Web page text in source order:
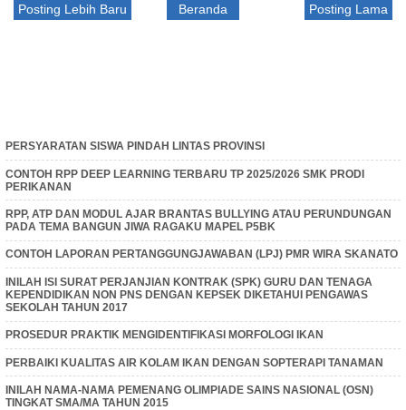
Posting Lebih Baru Posting Lama
Beranda
PERSYARATAN SISWA PINDAH LINTAS PROVINSI
CONTOH RPP DEEP LEARNING TERBARU TP 2025/2026 SMK PRODI
PERIKANAN
RPP, ATP DAN MODUL AJAR BRANTAS BULLYING ATAU PERUNDUNGAN
PADA TEMA BANGUN JIWA RAGAKU MAPEL P5BK
CONTOH LAPORAN PERTANGGUNGJAWABAN (LPJ) PMR WIRA SKANATO
INILAH ISI SURAT PERJANJIAN KONTRAK (SPK) GURU DAN TENAGA
KEPENDIDIKAN NON PNS DENGAN KEPSEK DIKETAHUI PENGAWAS
SEKOLAH TAHUN 2017
PROSEDUR PRAKTIK MENGIDENTIFIKASI MORFOLOGI IKAN
PERBAIKI KUALITAS AIR KOLAM IKAN DENGAN SOPTERAPI TANAMAN
INILAH NAMA-NAMA PEMENANG OLIMPIADE SAINS NASIONAL (OSN)
TINGKAT SMA/MA TAHUN 2015